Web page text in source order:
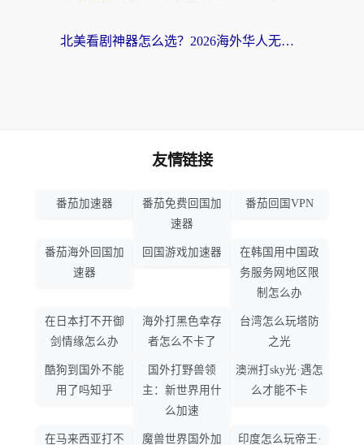
北美看剧神器怎么选？2026海外华人无缝访问国内资源全攻略
友情链接
番茄加速器
番茄免费回国加
速器
番茄回国VPN
番茄海外回国加
速器
回国游戏加速器
在韩国用中国政
务服务网地区限
制怎么办
在日本打不开御
剑情缘怎么办
海外打黑色幸存
者怎么不卡了
台湾怎么玩塔防
之光
酷狗到国外不能
用了吗知乎
国外打野兽领
主：新世界用什
么加速
澳洲打sky光·遇怎
么才能不卡
在马来西亚打不 魔兽世界国外加 印度怎么玩帝王·